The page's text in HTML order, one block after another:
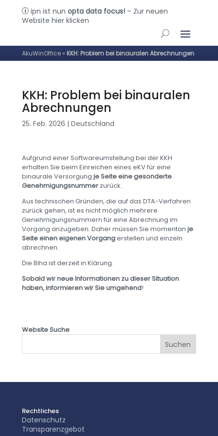
pipn ist nun opta data focus!– Zur neuen
Website hier klicken
AkuWinOffice» KKH: Problem bei binauralen Abrechnungen
KKH: Problem bei binauralen
Abrechnungen
25. Feb. 2026 | Deutschland
Aufgrund einer Softwareumstellung bei der KKH
erhalten Sie beim Einreichen eines eKV für eine
binaurale Versorgung je Seite eine gesonderte
Genehmigungsnummerzurück.
Aus technischen Gründen, die auf das DTA-Verfahren
zurück gehen, ist es nicht möglich mehrere
Genehmigungsnummern für eine Abrechnung im
Vorgang anzugeben. Daher müssen Sie momentan je
Seite einen eigenen Vorgangerstellen und einzeln
abrechnen.
Die Biha ist derzeit in Klärung.
Sobald wir neue Informationen zu dieser Situation
haben, informieren wir Sie umgehend!
Website Suche
Rechtliches
Datenschutz
Transparenzgebot